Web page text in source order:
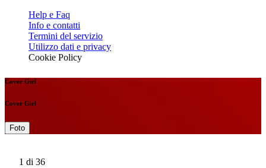
Help e Faq
Info e contatti
Termini del servizio
Utilizzo dati e privacy
Cookie Policy
Cover Girl
Cover Girl
Foto
1 di 36